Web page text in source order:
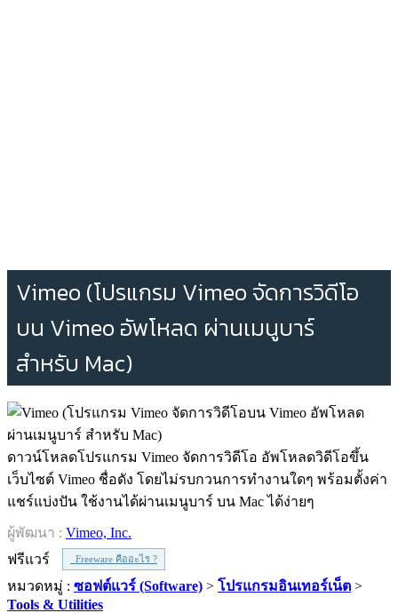
Vimeo (โปรแกรม Vimeo จัดการวิดีโอ
บน Vimeo อัพโหลด ผ่านเมนูบาร์
สำหรับ Mac)
ดาวน์โหลดโปรแกรม Vimeo จัดการวิดีโอ อัพโหลดวิดีโอขึ้น
เว็บไซต์ Vimeo ชื่อดัง โดยไม่รบกวนการทำงานใดๆ พร้อมตั้งค่า
แชร์แบ่งปัน ใช้งานได้ผ่านเมนูบาร์ บน Mac ได้ง่ายๆ
ผู้พัฒนา : Vimeo, Inc.
ฟรีแวร์
Freeware คืออะไร ?
หมวดหมู่ : ซอฟต์แวร์ (Software) > โปรแกรมอินเทอร์เน็ต >
Tools & Utilities